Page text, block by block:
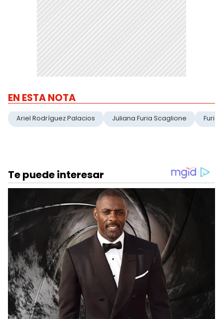
EN ESTA NOTA
Ariel Rodríguez Palacios Juliana Furia Scaglione Furia